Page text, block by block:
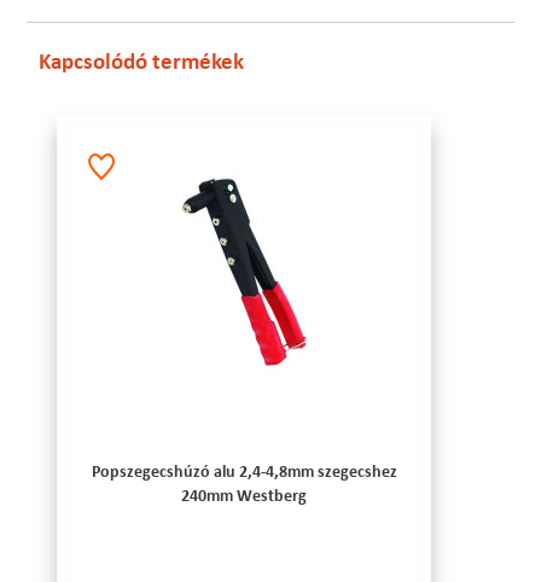
Kapcsolódó termékek
Popszegecshúzó alu 2,4-4,8mm szegecshez
240mm Westberg